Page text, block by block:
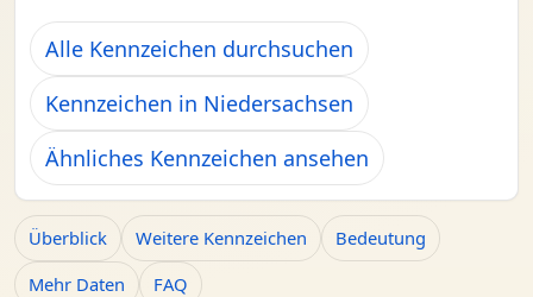
Alle Kennzeichen durchsuchen
Kennzeichen in Niedersachsen
Ähnliches Kennzeichen ansehen
Überblick Weitere Kennzeichen
Bedeutung
Mehr Daten
FAQ